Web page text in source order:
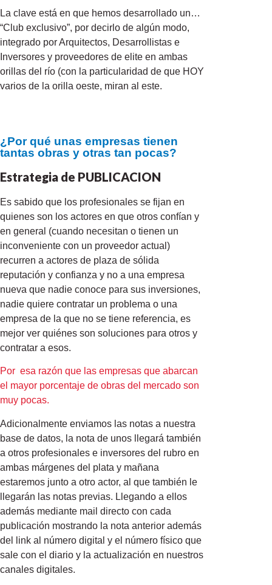
La clave está en que hemos desarrollado un…
“Club exclusivo”, por decirlo de algún modo,
integrado por Arquitectos, Desarrollistas e
Inversores y proveedores de elite en ambas
orillas del río (con la particularidad de que HOY
varios de la orilla oeste, miran al este.
¿Por qué unas empresas tienen
tantas obras y otras tan pocas?
Estrategia de PUBLICACION
Es sabido que los profesionales se fijan en
quienes son los actores en que otros confían y
en general (cuando necesitan o tienen un
inconveniente con un proveedor actual)
recurren a actores de plaza de sólida
reputación y confianza y no a una empresa
nueva que nadie conoce para sus inversiones,
nadie quiere contratar un problema o una
empresa de la que no se tiene referencia, es
mejor ver quiénes son soluciones para otros y
contratar a esos.
Por esa razón que las empresas que abarcan
el mayor porcentaje de obras del mercado son
muy pocas.
Adicionalmente enviamos las notas a nuestra
base de datos, la nota de unos llegará también
a otros profesionales e inversores del rubro en
ambas márgenes del plata y mañana
estaremos junto a otro actor, al que también le
llegarán las notas previas. Llegando a ellos
además mediante mail directo con cada
publicación mostrando la nota anterior además
del link al número digital y el número físico que
sale con el diario y la actualización en nuestros
canales digitales.